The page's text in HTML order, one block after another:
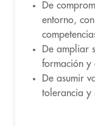
De
entorno,
De ampliar
formación y
De asumir
tolerancia y